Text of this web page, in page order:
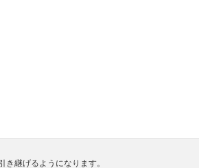
継げるようになります。